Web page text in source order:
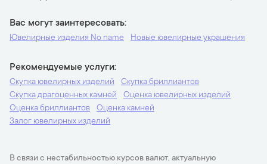
Вас могут заинтересовать
Ювелирные изделия No name Новые ювелирные украшения
Рекомендуемые услуги
Скупка ювелирных изделий
Скупка бриллиантов
Скупка драгоценных камней
Оценка ювелирных изделий
Оценка бриллиантов
Оценка камней
Залог ювелирных изделий
В связи с нестабильностью курсов валют, актуальную